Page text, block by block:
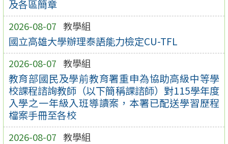
及各區簡章
2026-08-07 教學組
國立高雄大學辦理泰語能力檢定CU-TFL
2026-08-07 教學組
教育部國民及學前教育署重申為協助高級中等學
校課程諮詢教師（以下簡稱課諮師）對115學年度
入學之一年級入班導讀案，本署已配送學習歷程
檔案手冊至各校
2026-08-07 教學組